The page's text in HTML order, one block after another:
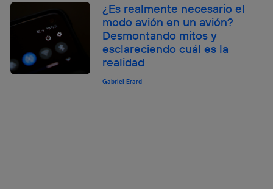
¿Es realmente necesario el
modo avión en un avión?
Desmontando mitos y
esclareciendo cuál es la
realidad
Gabriel Erard